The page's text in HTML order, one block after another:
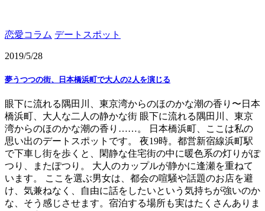
恋愛コラム デートスポット
2019/5/28
夢うつつの街、日本橋浜町で大人の2人を演じる
眼下に流れる隅田川、東京湾からのほのかな潮の香り〜日本
橋浜町、大人な二人の静かな街 眼下に流れる隅田川、東京
湾からのほのかな潮の香り……。 日本橋浜町、ここは私の
思い出のデートスポットです。 夜19時。都営新宿線浜町駅
で下車し街を歩くと、閑静な住宅街の中に暖色系の灯りがぽ
つり、またぽつり。 大人のカップルが静かに逢瀬を重ねて
います。 ここを選ぶ男女は、都会の喧騒や話題のお店を避
け、気兼ねなく、自由に話をしたいという気持ちが強いのか
な、そう感じさせます。宿泊する場所も実はたくさんありま